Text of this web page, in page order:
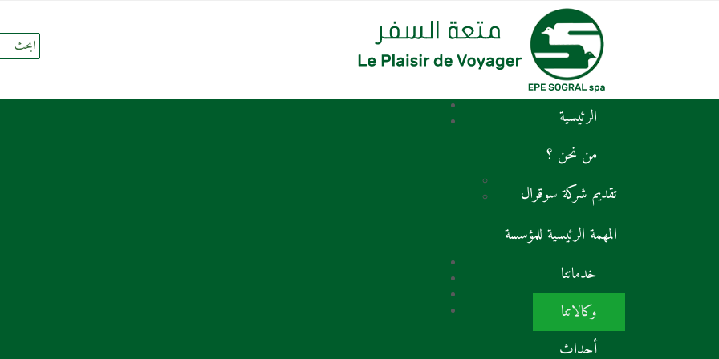
الرئيسية
من نحن ؟
تقديم شركة سوقرال
المهمة الرئيسية للمؤسسة
خدماتنا
وكالاتنا
أحداث